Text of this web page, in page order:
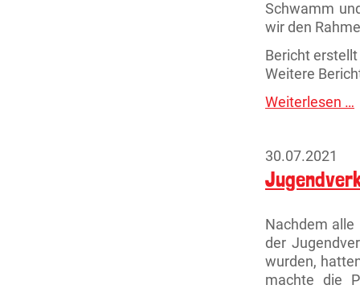
Schwamm
wir den
Bericht
Weitere
Weiterlesen …
30.07.2021
Nachdem
der
wurden,
machte die